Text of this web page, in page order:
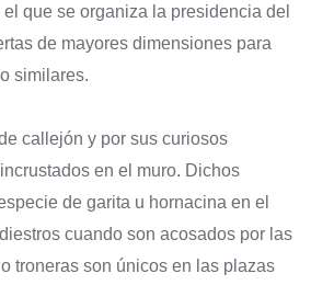
que se organiza la presidencia del
de mayores dimensiones para
similares.
callejón y por sus curiosos
en el muro. Dichos
de garita u hornacina en el
cuando son acosados por las
troneras son únicos en las plazas